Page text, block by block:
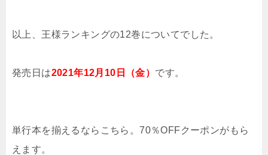
以上、王様ランキングの12巻についてでした。
発売日は2021年12月10日（金） です。
単行本を揃えるならこちら。70％OFFクーポンがもら
えます。